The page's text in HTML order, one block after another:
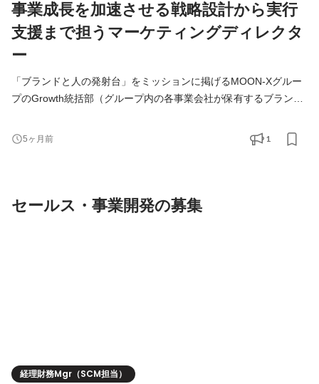
事業成長を加速させる戦略設計から実行
支援まで担うマーケティングディレクタ
ー
「ブランドと人の発射台」をミッションに掲げるMOON-Xグルー
プのGrowth統括部（グループ内の各事業会社が保有するブランド
の自社ECを中心としたマーケティングにおけるリード業務をお任
を
5ヶ月前 1
セールス・事業開発の募集
経理財務Mgr（SCM担当）